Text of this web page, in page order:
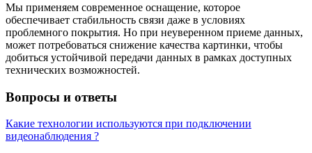
Мы применяем современное оснащение, которое
обеспечивает стабильность связи даже в условиях
проблемного покрытия. Но при неуверенном приеме данных,
может потребоваться снижение качества картинки, чтобы
добиться устойчивой передачи данных в рамках доступных
технических возможностей.
Вопросы и ответы
Какие технологии используются при подключении
видеонаблюдения ?